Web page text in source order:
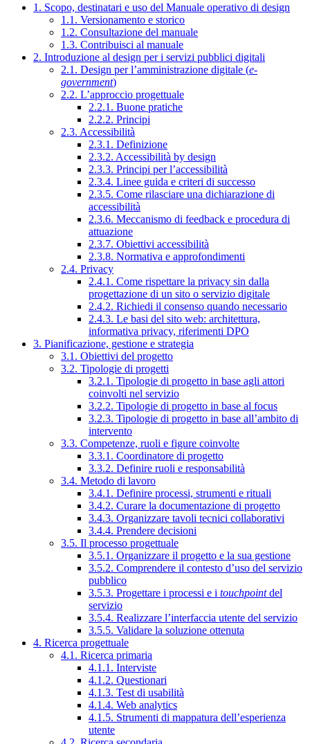
1. Scopo, destinatari e uso del Manuale operativo di design
1.1. Versionamento e storico
1.2. Consultazione del manuale
1.3. Contribuisci al manuale
2. Introduzione al design per i servizi pubblici digitali
2.1. Design per l’amministrazione digitale (e-
government)
2.2. L’approccio progettuale
2.2.1. Buone pratiche
2.2.2. Principi
2.3. Accessibilità
2.3.1. Definizione
2.3.2. Accessibilità by design
2.3.3. Principi per l’accessibilità
2.3.4. Linee guida e criteri di successo
2.3.5. Come rilasciare una dichiarazione di
accessibilità
2.3.6. Meccanismo di feedback e procedura di
attuazione
2.3.7. Obiettivi accessibilità
2.3.8. Normativa e approfondimenti
2.4. Privacy
2.4.1. Come rispettare la privacy sin dalla
progettazione di un sito o servizio digitale
2.4.2. Richiedi il consenso quando necessario
2.4.3. Le basi del sito web: architettura,
informativa privacy, riferimenti DPO
3. Pianificazione, gestione e strategia
3.1. Obiettivi del progetto
3.2. Tipologie di progetti
3.2.1. Tipologie di progetto in base agli attori
coinvolti nel servizio
3.2.2. Tipologie di progetto in base al focus
3.2.3. Tipologie di progetto in base all’ambito di
intervento
3.3. Competenze, ruoli e figure coinvolte
3.3.1. Coordinatore di progetto
3.3.2. Definire ruoli e responsabilità
3.4. Metodo di lavoro
3.4.1. Definire processi, strumenti e rituali
3.4.2. Curare la documentazione di progetto
3.4.3. Organizzare tavoli tecnici collaborativi
3.4.4. Prendere decisioni
3.5. Il processo progettuale
3.5.1. Organizzare il progetto e la sua gestione
3.5.2. Comprendere il contesto d’uso del servizio
pubblico
3.5.3. Progettare i processi e i touchpointdel
servizio
3.5.4. Realizzare l’interfaccia utente del servizio
3.5.5. Validare la soluzione ottenuta
4. Ricerca progettuale
4.1. Ricerca primaria
4.1.1. Interviste
4.1.2. Questionari
4.1.3. Test di usabilità
4.1.4. Web analytics
4.1.5. Strumenti di mappatura dell’esperienza
utente